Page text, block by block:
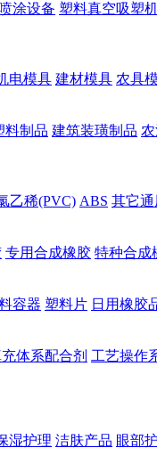
喷涂设备 塑料真空吸塑
电模具 建材模具 农具
料制品 建筑装璜制品
乙稀(PVC) ABS 其它
专用合成橡胶 特种合成
容器 塑料片 日用橡胶
体系配合剂 工艺操作
湿护理 洁肤产品 眼部